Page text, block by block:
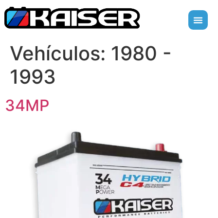
Vehículos: 1980 -
1993
34MP